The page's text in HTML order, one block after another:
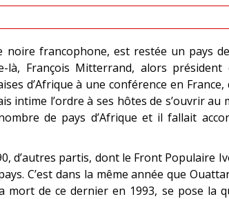
noire francophone, est restée un pays
là, François Mitterrand, alors président
d’Afrique à une conférence en
intime l’ordre à ses hôtes de s’ouvrir au
de pays d’Afrique et il fallait
d’autres partis, dont le Front Populaire
C’est dans la même année que
de ce dernier en 1993, se pose la